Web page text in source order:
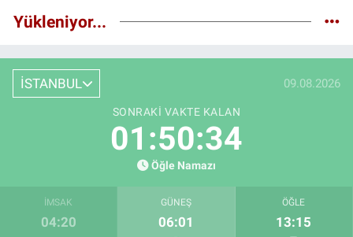
Yükleniyor...
İSTANBUL 09.08.2026
SONRAKI VAKTE KALAN
01:50:33
Öğle Namazı
İMSAK
04:20
GÜNEŞ
06:01
ÖĞLE
13:15